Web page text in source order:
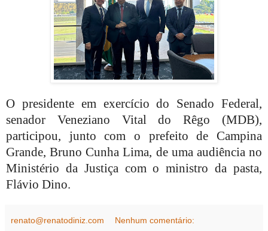
O presidente em exercício do Senado Federal,
senador Veneziano Vital do Rêgo (MDB),
participou, junto com o prefeito de Campina
Grande, Bruno Cunha Lima, de uma audiência no
Ministério da Justiça com o ministro da pasta,
Flávio Dino.
renato@renatodiniz.com Nenhum comentário: